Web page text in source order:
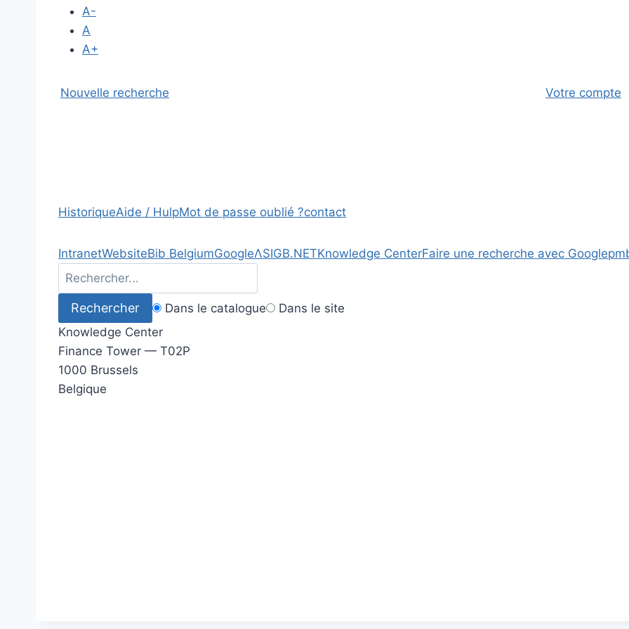
A-
A
A+
Nouvelle recherche Votre compte
HistoriqueAide / HulpMot de passe oublié ?contact
IntranetWebsiteBib BelgiumGoogleΛSIGB.NETKnowledge CenterFaire une recherche avec Google
Dans le catalogue
Dans le site
Knowledge Center
Finance Tower — T02P
1000 Brussels
Belgique